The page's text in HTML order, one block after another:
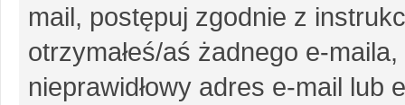
mail, postępuj zgodnie z
otrzymałeś/aś żadnego e-
nieprawidłowy adres e-mail lub